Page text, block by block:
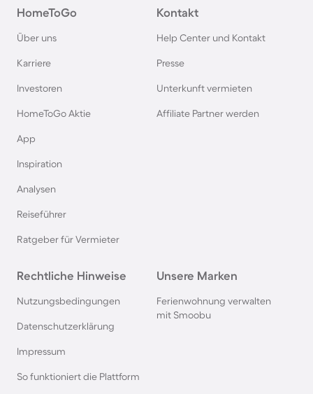
Ferienhäuser & Ferienwohnung mit Hund am
Ferienhäuser & Ferienwohnung mit Hund auf
Rügen
Gardasee
Nordsee
Ferienhäuser & Ferienwohnung mit Hund in
Allgäu
Ferienhäuser & Ferienwohnung mit Hund auf
HomeToGo
Über uns
Karriere
Investoren
HomeToGo Aktie
App
Inspiration
Analysen
Reiseführer
Ratgeber für Vermieter
Kontakt
Help Center und Kontakt
Presse
Unterkunft vermieten
Affiliate Partner werden
Rechtliche Hinweise
Nutzungsbedingungen
Datenschutzerklärung
Impressum
So funktioniert die Plattform
Unsere Marken
Ferienwohnung verwalten
mit Smoobu